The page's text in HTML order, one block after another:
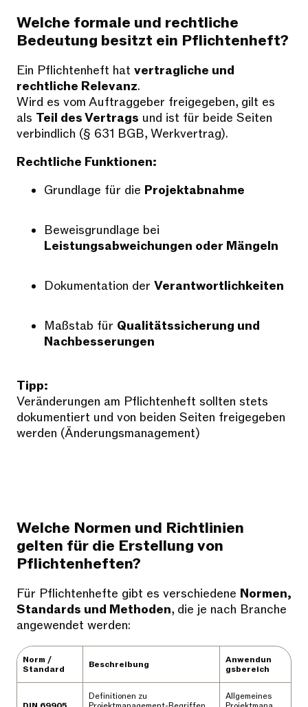
Welche formale und rechtliche
Bedeutung besitzt ein Pflichtenheft?
Ein Pflichtenheft hat vertragliche und
rechtliche Relevanz.
Wird es vom Auftraggeber freigegeben, gilt es
als Teil des Vertrags und ist für beide Seiten
verbindlich (§ 631 BGB, Werkvertrag).
Rechtliche Funktionen:
Grundlage für die Projektabnahme
Beweisgrundlage bei
Leistungsabweichungen oder Mängeln
Dokumentation der Verantwortlichkeiten
Maßstab für Qualitätssicherung und
Nachbesserungen
Tipp:
Veränderungen am Pflichtenheft sollten stets
dokumentiert und von beiden Seiten freigegeben
werden (Änderungsmanagement)
Welche Normen und Richtlinien
gelten für die Erstellung von
Pflichtenheften?
Für Pflichtenhefte gibt es verschiedene Normen,
Standards und Methoden, die je nach Branche
angewendet werden:
Norm /
Standard
Beschreibung
Anwendun
gsbereich
Definitionen zu
Allgemeines